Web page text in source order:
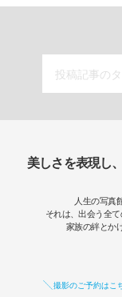
美しさを表現し
人生の写真
それは、出会う全
家族の絆とか
撮影のご予約はこ